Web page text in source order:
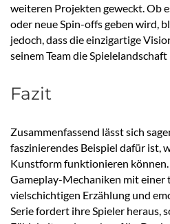
weiteren Projekten geweckt. Ob
oder neue Spin-offs geben wird,
jedoch, dass die einzigartige
seinem Team die
Fazit
Zusammenfassend lässt sich
faszinierendes Beispiel dafür ist,
Kunstform funktionieren
Gameplay-Mechaniken mit einer
vielschichtigen Erzählung und
Serie fordert ihre Spieler heraus,